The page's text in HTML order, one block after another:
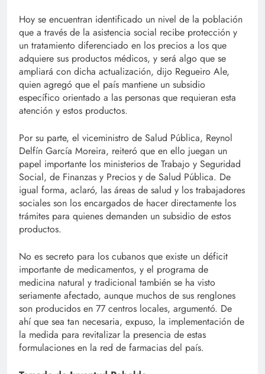
Hoy se encuentran identificado un nivel de la población
que a través de la asistencia social recibe protección y
un tratamiento diferenciado en los precios a los que
adquiere sus productos médicos, y será algo que se
ampliará con dicha actualización, dijo Regueiro Ale,
quien agregó que el país mantiene un subsidio
específico orientado a las personas que requieran esta
atención y estos productos.
Por su parte, el viceministro de Salud Pública, Reynol
Delfín García Moreira, reiteró que en ello juegan un
papel importante los ministerios de Trabajo y Seguridad
Social, de Finanzas y Precios y de Salud Pública. De
igual forma, aclaró, las áreas de salud y los trabajadores
sociales son los encargados de hacer directamente los
trámites para quienes demanden un subsidio de estos
productos.
No es secreto para los cubanos que existe un déficit
importante de medicamentos, y el programa de
medicina natural y tradicional también se ha visto
seriamente afectado, aunque muchos de sus renglones
son producidos en 77 centros locales, argumentó. De
ahí que sea tan necesaria, expuso, la implementación de
la medida para revitalizar la presencia de estas
formulaciones en la red de farmacias del país.